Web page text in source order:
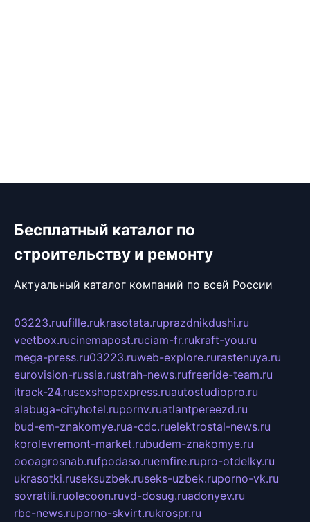
Бесплатный каталог по
строительству и ремонту
Актуальный каталог компаний по всей России
03223.ruufille.rukrasotata.ruprazdnikdushi.ru
veetbox.rucinemapost.ruciam-fr.rukraft-you.ru
mega-press.ru03223.ruweb-explore.rurastenuya.ru
eurovision-russia.rustrah-news.rufreeride-team.ru
itrack-24.rusexshopexpress.ruautostudiopro.ru
alabuga-cityhotel.rupornv.ruatlantpereezd.ru
bud-em-znakomye.rua-cdc.ruelektrostal-news.ru
korolevremont-market.rubudem-znakomye.ru
oooagrosnab.rufpodaso.ruemfire.rupro-otdelky.ru
ukrasotki.ruseksuzbek.ruseks-uzbek.ruporno-vk.ru
sovratili.ruolecoon.ruvd-dosug.ruadonyev.ru
rbc-news.ruporno-skvirt.rukrospr.ru